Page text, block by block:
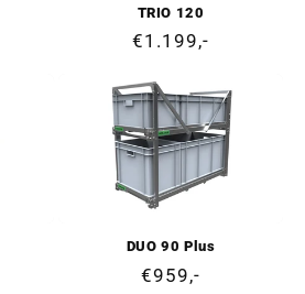
TRIO 120
Ordinarie
€1.199,-
DUO 90 Plus
Ordinarie
€959,-